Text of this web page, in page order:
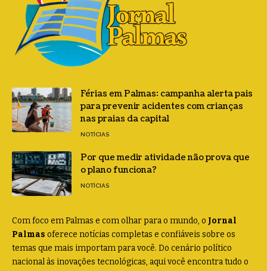
Férias em Palmas: campanha alerta pais
para prevenir acidentes com crianças
nas praias da capital
NOTÍCIAS
Por que medir atividade não prova que
o plano funciona?
NOTÍCIAS
Com foco em Palmas e com olhar para o mundo, o Jornal
Palmas oferece notícias completas e confiáveis sobre os
temas que mais importam para você. Do cenário político
nacional às inovações tecnológicas, aqui você encontra tudo o